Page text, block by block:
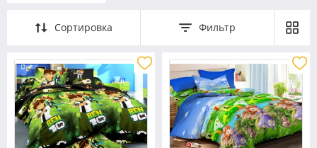
Сортировка Фильтр